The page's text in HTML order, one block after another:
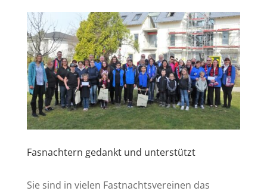
Fasnachtern gedankt und unterstützt
Sie sind in vielen Fastnachtsvereinen das